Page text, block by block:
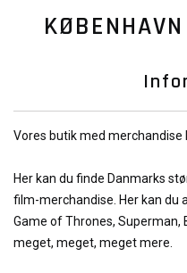
Vores butik med merchandise
Her kan du finde Danmarks
film-merchandise. Her kan du
Game of Thrones, Superman,
meget, meget, meget mere.